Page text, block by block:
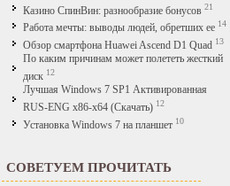
Казино СпинВин: разнообразие бонусов 21
Работа мечты: выводы людей, обретших ее 14
Обзор смартфона Huawei Ascend D1 Quad 13
По каким причинам может полететь жесткий
диск 12
Лучшая Windows 7 SP1 Активированная
RUS-ENG x86-x64 (Скачать) 12
Установка Windows 7 на планшет 10
СОВЕТУЕМ ПРОЧИТАТЬ